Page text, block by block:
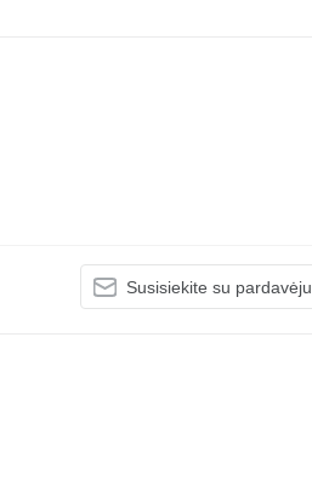
Susisiekite su pardavėju